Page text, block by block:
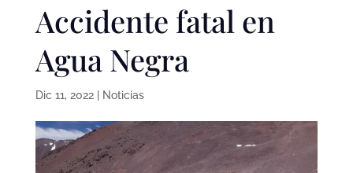
Accidente fatal en
Agua Negra
Dic 11, 2022| Noticias